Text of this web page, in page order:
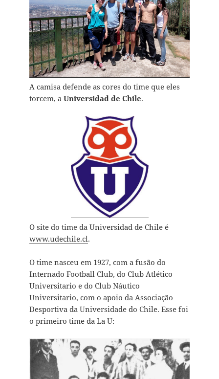
A camisa defende as cores do time que eles
torcem, a Universidad de Chile.
O site do time da Universidad de Chile é
www.udechile.cl.
O time nasceu em 1927, com a fusão do
Internado Football Club, do Club Atlético
Universitario e do Club Náutico
Universitario, com o apoio da Associação
Desportiva da Universidade do Chile. Esse foi
o primeiro time da La U: